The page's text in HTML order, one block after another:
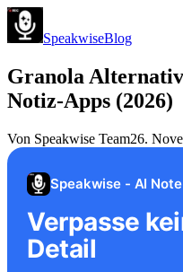
SpeakwiseBlog
Granola
Notiz-Apps (2026)
Von Speakwise Team26.
Speakwise - AI
Verpasse
Detail